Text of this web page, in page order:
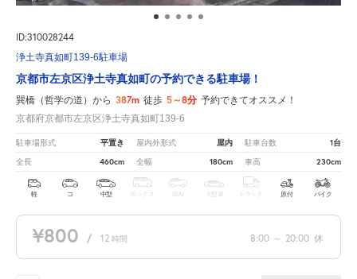
ID:310028244
浄土寺真如町139-6駐車場
京都市左京区浄土寺真如町の予約できる駐車場！
巽橋（哲学の道）から 387m 徒歩 5～8分 予約できてオススメ！
京都府京都市左京区浄土寺真如町139-6
駐車場形式 平置き 屋内外形式 屋内 駐車台数 1台
全長 460cm 全幅 180cm 車高 230cm
軽 コ 中型 ボックス SUV 大型車 トラック 原付 バイク
¥800 / 12 時間 8:00 ～ 20:00 休